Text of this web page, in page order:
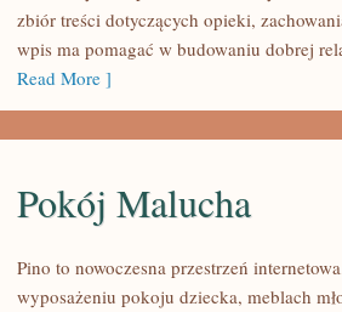
CODZIENNA
zbiór treści dotyczących opieki,
wpis ma pomagać w budowaniu dobrej
Read More ]
Pokój Malucha
Pino to nowoczesna przestrzeń
wyposażeniu pokoju dziecka, meblach